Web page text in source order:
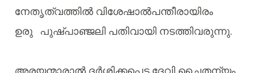
നേതൃത്വത്തിൽ വിശേഷാൽപന്തീരായിരം
ഉരു പുഷ്പാഞ്ജലി പതിവായി നടത്തിവരുന്നു.
അരയന്മാരാൽ ദർശിക്കപ്പെട്ട ദേവി ചൈതന്യം